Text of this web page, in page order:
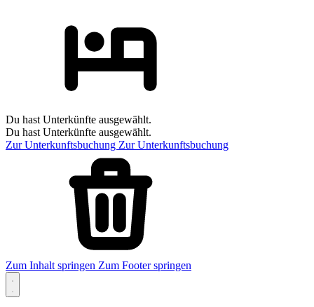
Du hast Unterkünfte ausgewählt.
Du hast Unterkünfte ausgewählt.
Zur Unterkunftsbuchung Zur Unterkunftsbuchung
Zum Inhalt springen Zum Footer springen